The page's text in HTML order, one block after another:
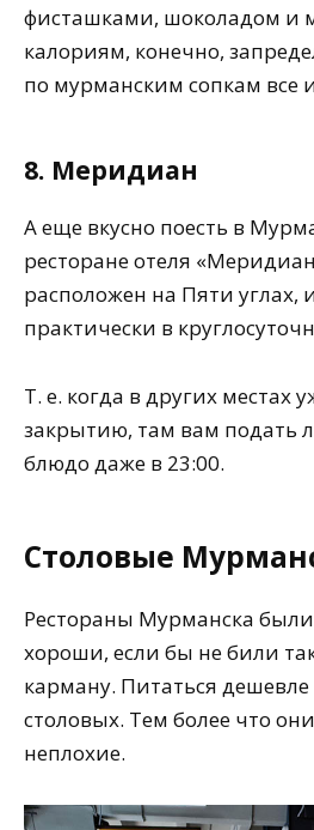
фисташками, шоколадом и
калориям, конечно,
по мурманским сопкам все
8. Меридиан
А еще вкусно поесть в
ресторане отеля
расположен на Пяти углах,
практически в
Т. е. когда в других местах
закрытию, там вам подать
блюдо даже в 23:00.
Столовые
Рестораны Мурманска
хороши, если бы не били
карману. Питаться
столовых. Тем более что
неплохие.